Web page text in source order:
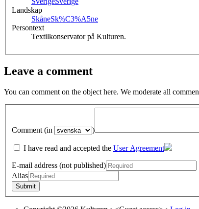
Landskap
SkåneSk%C3%A5ne
Persontext
Textilkonservator på Kulturen.
Leave a comment
You can comment on the object here. We moderate all
Comment (in )
I have read and accepted the User Agreement
E-mail address (not published)
Alias